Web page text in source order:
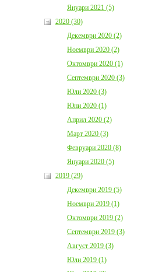
Януари 2021 (5)
2020 (30)
Декември 2020 (2)
Ноември 2020 (2)
Октомври 2020 (1)
Септември 2020 (3)
Юли 2020 (3)
Юни 2020 (1)
Април 2020 (2)
Март 2020 (3)
Февруари 2020 (8)
Януари 2020 (5)
2019 (29)
Декември 2019 (5)
Ноември 2019 (1)
Октомври 2019 (2)
Септември 2019 (3)
Август 2019 (3)
Юли 2019 (1)